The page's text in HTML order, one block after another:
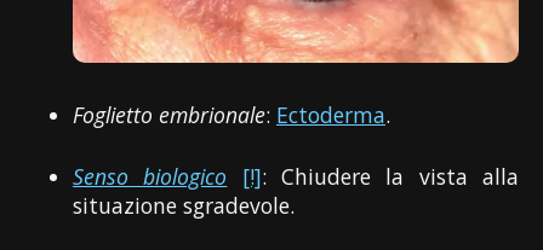
Foglietto embrionale: Ectoderma.
Senso biologico [!]: Chiudere la vista alla
situazione sgradevole.